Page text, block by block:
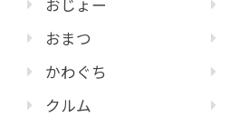
おじょー
おまつ
かわぐち
クルム